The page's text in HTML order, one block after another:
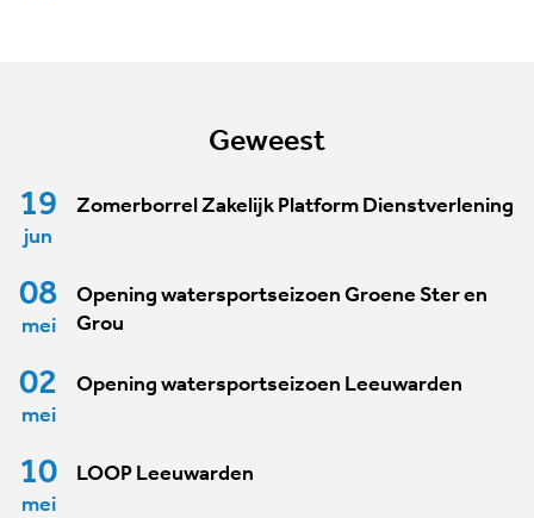
Geweest
19
jun
Zomerborrel Zakelijk Platform Dienstverlening
08
mei
Opening watersportseizoen Groene Ster en
Grou
02
mei
Opening watersportseizoen Leeuwarden
10
mei
LOOP Leeuwarden